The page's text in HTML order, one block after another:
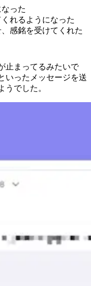
った
れるようになった
感銘を受けてくれた
止まってるみたいで
いったメッセージを送
うでした。